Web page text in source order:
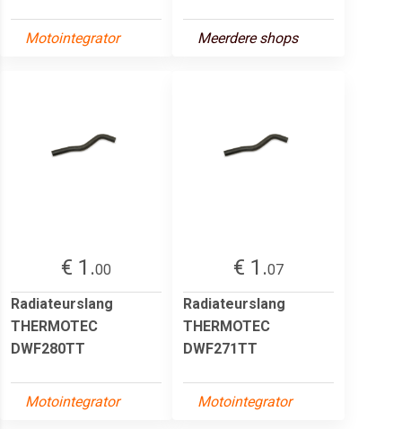
Motointegrator Meerdere shops
€ 1.00
Radiateurslang
THERMOTEC
DWF280TT
Motointegrator
€ 1.07
Radiateurslang
THERMOTEC
DWF271TT
Motointegrator